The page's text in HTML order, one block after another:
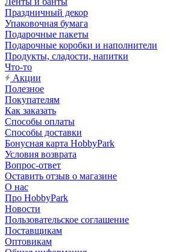
Праздничный декор
Упаковочная бумага
Подарочные пакеты
Подарочные коробки и наполнители
Продукты, сладости, напитки
Что-то
Акции
Полезное
Покупателям
Как заказать
Способы оплаты
Способы доставки
Бонусная карта HobbyPark
Условия возврата
Вопрос-ответ
Оставить отзыв о магазине
О нас
Про HobbyPark
Новости
Пользовательское соглашение
Поставщикам
Оптовикам